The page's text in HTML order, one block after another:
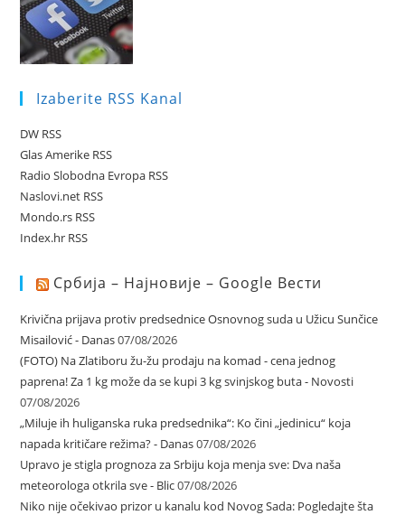
Izaberite RSS Kanal
DW RSS
Glas Amerike RSS
Radio Slobodna Evropa RSS
Naslovi.net RSS
Mondo.rs RSS
Index.hr RSS
Србија – Најновије – Google Вести
Krivična prijava protiv predsednice Osnovnog suda u Užicu Sunčice
Misailović - Danas07/08/2026
(FOTO) Na Zlatiboru žu-žu prodaju na komad - cena jednog
paprena! Za 1 kg može da se kupi 3 kg svinjskog buta - Novosti
07/08/2026
„Miluje ih huliganska ruka predsednika“: Ko čini „jedinicu“ koja
napada kritičare režima? - Danas07/08/2026
Upravo je stigla prognoza za Srbiju koja menja sve: Dva naša
meteorologa otkrila sve - Blic07/08/2026
Niko nije očekivao prizor u kanalu kod Novog Sada: Pogledajte šta